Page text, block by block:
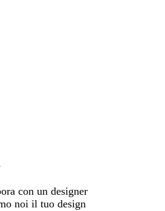
con un designer
noi il tuo design